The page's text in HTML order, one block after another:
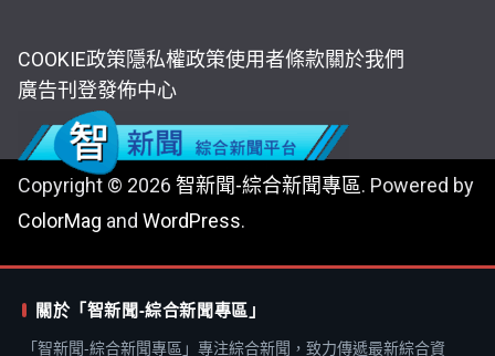
COOKIE政策隱私權政策使用者條款關於我們
廣告刊登發佈中心
Copyright © 2026 智新聞-綜合新聞專區. Powered by
ColorMag and WordPress.
關於「智新聞-綜合新聞專區」
「智新聞-綜合新聞專區」專注綜合新聞，致力傳遞最新綜合資